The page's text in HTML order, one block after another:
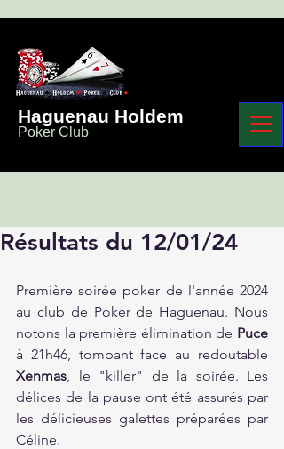
Haguenau Holdem
Poker Club
Résultats du 12/01/24
Première soirée poker de l'année 2024
au club de Poker de Haguenau. Nous
notons la première élimination de
Xenmas, le "killer" de la soirée. Les
délices de la pause ont été assurés par
les délicieuses galettes préparées par
Céline.